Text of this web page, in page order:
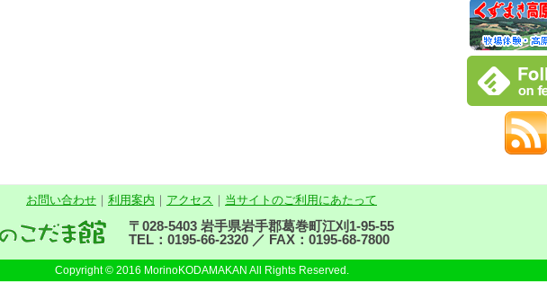
お問い合わせ ｜ 利用案内 ｜ アクセス ｜ 当サイトのご利用にあたって
〒028-5403 岩手県岩手郡葛巻町江刈1-95-55
TEL：0195-66-2320 ／ FAX：0195-68-7800
Copyright © 2016 MorinoKODAMAKAN All Rights Reserved.